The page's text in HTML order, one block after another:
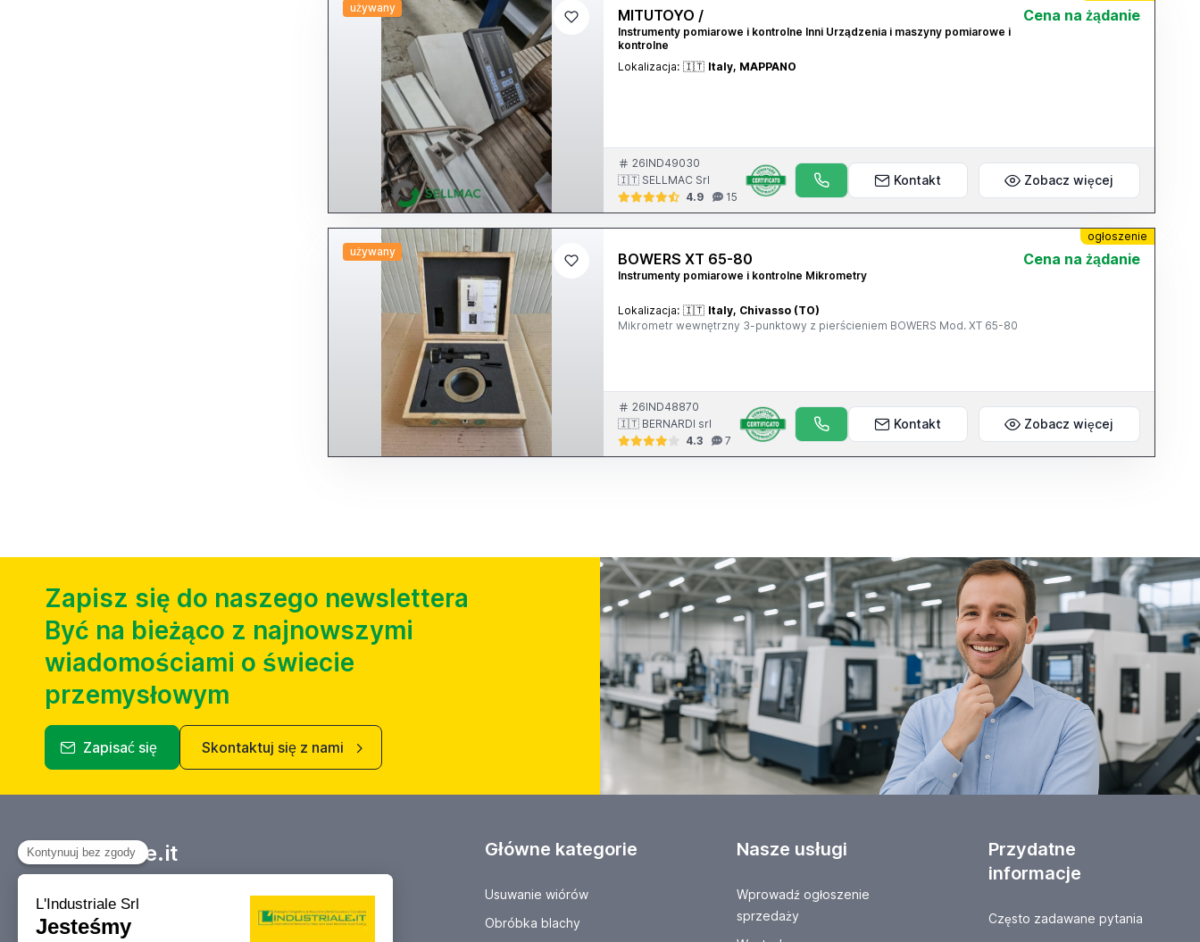
używany MITUTOYO /
Instrumenty pomiarowe i kontrolne Inni Urządzenia i maszyny pomiarowe i
kontrolne
Cena na żądanie
Lokalizacja: 🇮🇹 Italy, MAPPANO
26IND49030
🇮🇹 SELLMAC Srl
4.9
15
Kontakt Zobacz więcej
używany
ogłoszenie
BOWERS XT 65-80
Instrumenty pomiarowe i kontrolne Mikrometry
Cena na żądanie
Lokalizacja: 🇮🇹 Italy, Chivasso (TO)
Mikrometr wewnętrzny 3-punktowy z pierścieniem BOWERS Mod. XT 65-80
26IND48870
🇮🇹 BERNARDI srl
4.3
7
Kontakt Zobacz więcej
Zapisz się do naszego newslettera
Być na bieżąco z najnowszymi
wiadomościami o świecie
przemysłowym
Zapisać się Skontaktuj się z nami
Industriale.it
Twój Marketplace informacyjny
dotyczący kupna, sprzedaży, aukcji i
likwidacji obrabiarek i maszyn
Główne kategorie
Usuwanie wiórów
Obróbka blachy
Nasze usługi
Wprowadź ogłoszenie
sprzedaży
Przydatne
informacje
Często zadawane pytania